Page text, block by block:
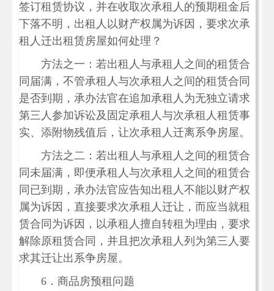
签订租赁协议，并在收取次承租人的预期租金后
下落不明，出租人以财产权属为诉因，要求次承
租人迁出租赁房屋如何处理？
方法之一：若出租人与承租人之间的租赁合
同届满，不管承租人与次承租人之间的租赁合同
是否到期，承办法官在追加承租人为无独立请求
第三人参加诉讼及固定承租人与次承租人租赁事
实、添附物残值后，让次承租人迁离系争房屋。
方法之二：若出租人与承租人之间的租赁合
同未届满，即便承租人与次承租人之间的租赁合
同已到期，承办法官应告知出租人不能以财产权
属为诉因，直接要求次承租人迁让，而应当就租
赁合同为诉因，以承租人擅自转租为理由，要求
解除原租赁合同，并且把次承租人列为第三人要
求其迁让出系争房屋。
6．商品房预租问题